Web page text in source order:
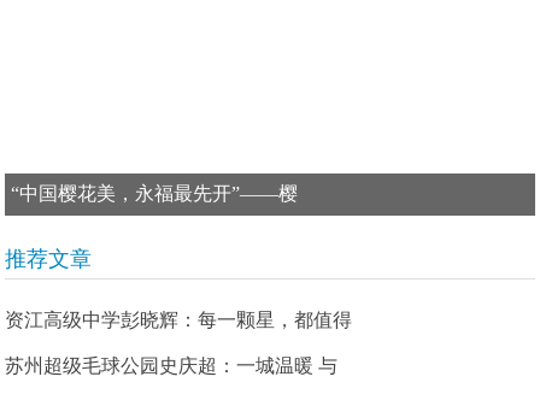
“中国樱花美，永福最先开”——樱
推荐文章
资江高级中学彭晓辉：每一颗星，都值得
苏州超级毛球公园史庆超：一城温暖 与